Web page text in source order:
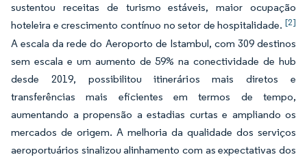
sustentou receitas de turismo estáveis, maior ocupação
hoteleira e crescimento contínuo no setor de hospitalidade. [2]
A escala da rede do Aeroporto de Istambul, com 309 destinos
sem escala e um aumento de 59% na conectividade de hub
desde 2019, possibilitou itinerários mais diretos e
transferências mais eficientes em termos de tempo,
aumentando a propensão a estadias curtas e ampliando os
mercados de origem. A melhoria da qualidade dos serviços
aeroportuários sinalizou alinhamento com as expectativas dos